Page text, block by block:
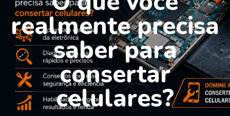
realmente precisa
saber para
consertar
celulares?